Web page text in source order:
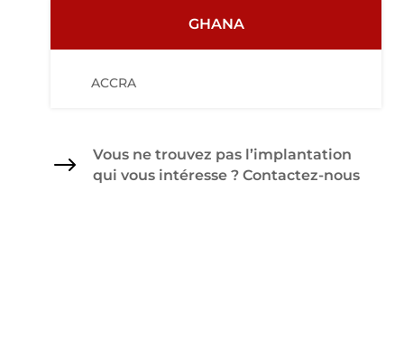
GHANA
ACCRA
$
Vous ne trouvez pas l’implantation
qui vous intéresse ? Contactez-nous